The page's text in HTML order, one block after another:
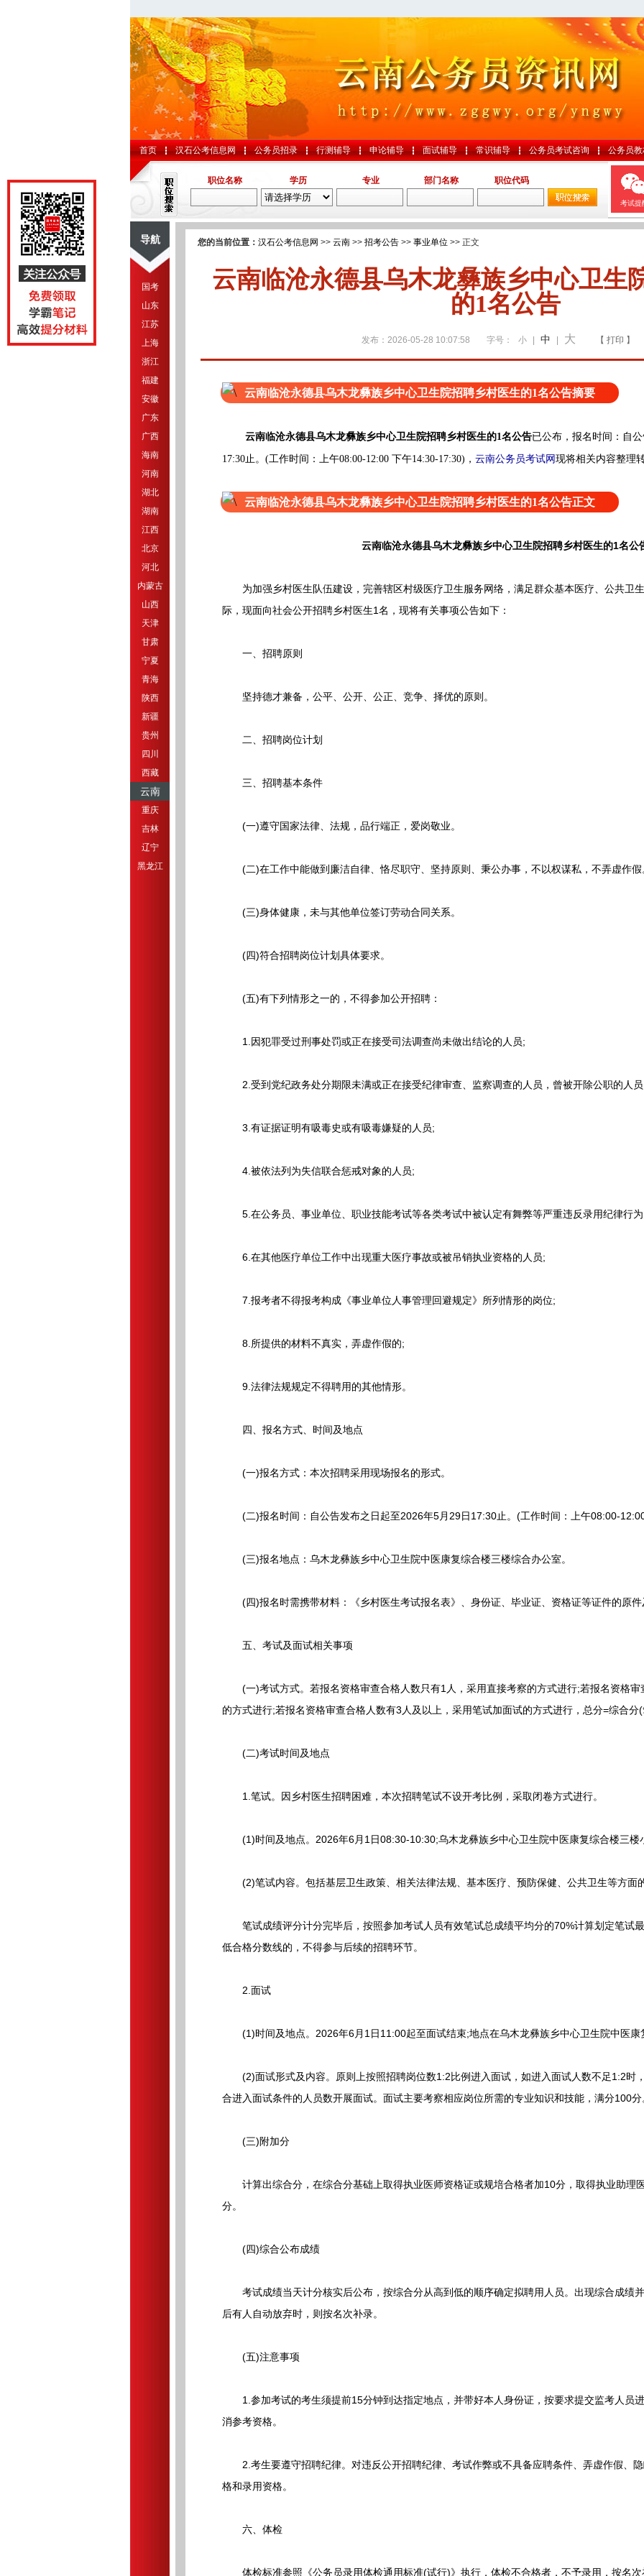
首页 汉石公考信息网 公务员招录 行测辅导 申论辅导 面试辅导 常识辅导 公务员考试咨询 公务员
职位名称 学历 专业 部门名称 职位代码
考试提
导航
国考
山东
江苏
上海
浙江
福建
安徽
广东
广西
海南
河南
湖北
湖南
江西
北京
河北
内蒙古
山西
天津
甘肃
宁夏
青海
陕西
新疆
贵州
四川
西藏
云南
重庆
吉林
辽宁
黑龙江
您的当前位置： 汉石公考信息网 >> 云南 >> 招考公告 >> 事业单位 >> 正文
云南临沧永德县乌木龙彝族乡中心卫生
的1名公告
发布：2026-05-28 10:07:58 字号： 小 中 大 【 打印 】
云南临沧永德县乌木龙彝族乡中心卫生院招聘乡村医生的1名公告摘要
云南临沧永德县乌木龙彝族乡中心卫生院招聘乡村医生的1名公告已公布，报名时间：自
17:30止。(工作时间：上午08:00-12:00 下午14:30-17:30)， 云南公务员考试网现将相关内容整理
云南临沧永德县乌木龙彝族乡中心卫生院招聘乡村医生的1名公告正文
云南临沧永德县乌木龙彝族乡中心卫生院招聘乡村医生的1名公
为加强乡村医生队伍建设，完善辖区村级医疗卫生服务网络，满足群众基本医疗、公共卫
际，现面向社会公开招聘乡村医生1名，现将有关事项公告如下：
一、招聘原则
坚持德才兼备，公平、公开、公正、竞争、择优的原则。
二、招聘岗位计划
三、招聘基本条件
(一)遵守国家法律、法规，品行端正，爱岗敬业。
(二)在工作中能做到廉洁自律、恪尽职守、坚持原则、秉公办事，不以权谋私，不弄虚作假
(三)身体健康，未与其他单位签订劳动合同关系。
(四)符合招聘岗位计划具体要求。
(五)有下列情形之一的，不得参加公开招聘：
1.因犯罪受过刑事处罚或正在接受司法调查尚未做出结论的人员;
2.受到党纪政务处分期限未满或正在接受纪律审查、监察调查的人员，曾被开除公职的人
3.有证据证明有吸毒史或有吸毒嫌疑的人员;
4.被依法列为失信联合惩戒对象的人员;
5.在公务员、事业单位、职业技能考试等各类考试中被认定有舞弊等严重违反录用纪律行
6.在其他医疗单位工作中出现重大医疗事故或被吊销执业资格的人员;
7.报考者不得报考构成《事业单位人事管理回避规定》所列情形的岗位;
8.所提供的材料不真实，弄虚作假的;
9.法律法规规定不得聘用的其他情形。
四、报名方式、时间及地点
(一)报名方式：本次招聘采用现场报名的形式。
(二)报名时间：自公告发布之日起至2026年5月29日17:30止。(工作时间：上午08:00-
(三)报名地点：乌木龙彝族乡中心卫生院中医康复综合楼三楼综合办公室。
(四)报名时需携带材料：《乡村医生考试报名表》、身份证、毕业证、资格证等证件的原件
五、考试及面试相关事项
(一)考试方式。若报名资格审查合格人数只有1人，采用直接考察的方式进行;若报名资格审
的方式进行;若报名资格审查合格人数有3人及以上，采用笔试加面试的方式进行，总分=综合
(二)考试时间及地点
1.笔试。因乡村医生招聘困难，本次招聘笔试不设开考比例，采取闭卷方式进行。
(1)时间及地点。2026年6月1日08:30-10:30;乌木龙彝族乡中心卫生院中医康复综合楼三楼
(2)笔试内容。包括基层卫生政策、相关法律法规、基本医疗、预防保健、公共卫生等方面
笔试成绩评分计分完毕后，按照参加考试人员有效笔试总成绩平均分的70%计算划定笔试
低合格分数线的，不得参与后续的招聘环节。
2.面试
(1)时间及地点。2026年6月1日11:00起至面试结束;地点在乌木龙彝族乡中心卫生院中医康
(2)面试形式及内容。原则上按照招聘岗位数1:2比例进入面试，如进入面试人数不足1:2时
合进入面试条件的人员数开展面试。面试主要考察相应岗位所需的专业知识和技能，满分100分
(三)附加分
计算出综合分，在综合分基础上取得执业医师资格证或规培合格者加10分，取得执业助理
分。
(四)综合公布成绩
考试成绩当天计分核实后公布，按综合分从高到低的顺序确定拟聘用人员。出现综合成绩
后有人自动放弃时，则按名次补录。
(五)注意事项
1.参加考试的考生须提前15分钟到达指定地点，并带好本人身份证，按要求提交监考人员
消参考资格。
2.考生要遵守招聘纪律。对违反公开招聘纪律、考试作弊或不具备应聘条件、弄虚作假、
格和录用资格。
六、体检
体检标准参照《公务员录用体检通用标准(试行)》执行，体检不合格者，不予录用，按名次